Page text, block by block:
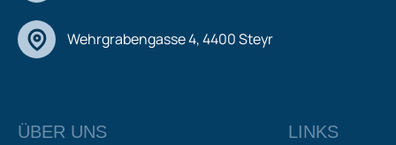
Wehrgrabengasse 4, 4400 Steyr
ÜBER UNS
LINKS